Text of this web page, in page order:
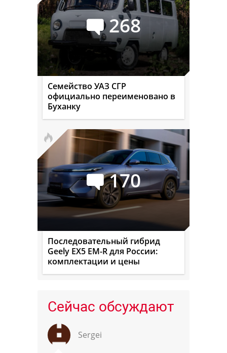
268
Семейство УАЗ СГР
официально переименовано в
Буханку
170
Последовательный гибрид
Geely EX5 EM-R для России:
комплектации и цены
Сейчас обсуждают
Sergei